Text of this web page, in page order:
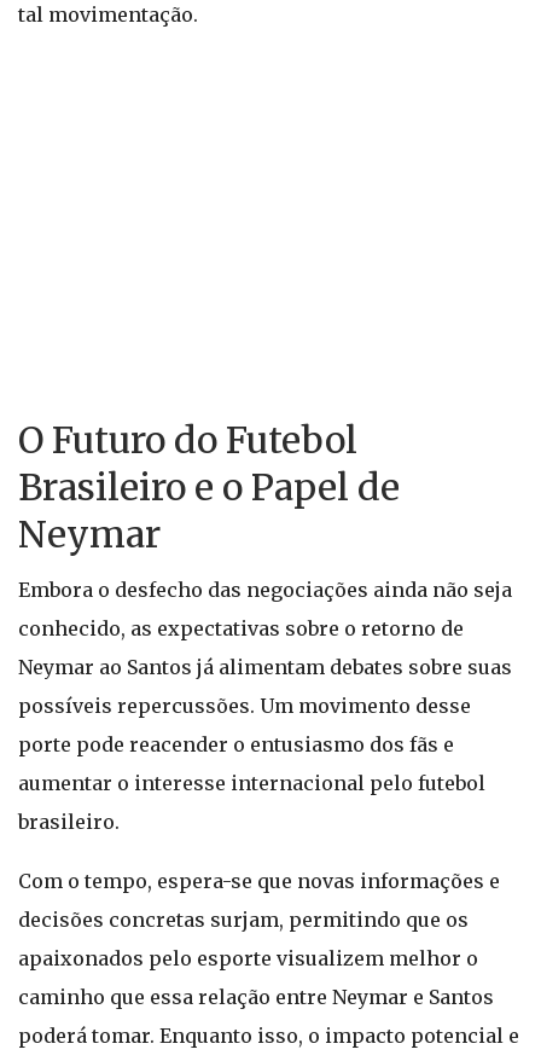
tal movimentação.
O Futuro do Futebol
Brasileiro e o Papel de
Neymar
Embora o desfecho das negociações ainda não seja
conhecido, as expectativas sobre o retorno de
Neymar ao Santos já alimentam debates sobre suas
possíveis repercussões. Um movimento desse
porte pode reacender o entusiasmo dos fãs e
aumentar o interesse internacional pelo futebol
brasileiro.
Com o tempo, espera-se que novas informações e
decisões concretas surjam, permitindo que os
apaixonados pelo esporte visualizem melhor o
caminho que essa relação entre Neymar e Santos
poderá tomar. Enquanto isso, o impacto potencial e